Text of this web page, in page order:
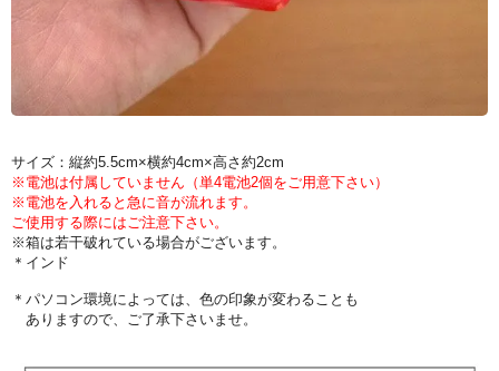
サイズ：縦約5.5cm×横約4cm×高さ約2cm
※電池は付属していません（単4電池2個をご用意下さい）
※電池を入れると急に音が流れます。
ご使用する際にはご注意下さい。
※箱は若干破れている場合がございます。
＊インド
＊パソコン環境によっては、色の印象が変わることも
ありますので、ご了承下さいませ。